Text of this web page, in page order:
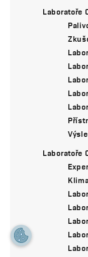
Laboratoře
Laboratoře